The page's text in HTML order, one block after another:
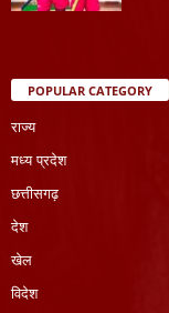
POPULAR CATEGORY
राज्य
मध्य प्रदेश
छत्तीसगढ़
देश
खेल
विदेश